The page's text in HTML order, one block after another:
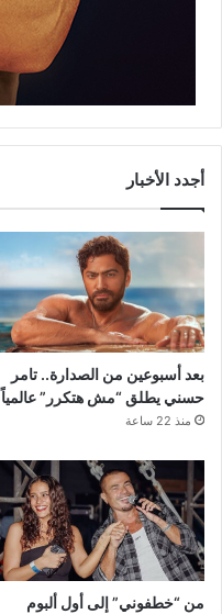
أجدد الأخبار
بعد أسبوعين من الصدارة.. تامر
حسني يطلق “مش هتكرر” عالمياً
منذ 22 ساعة
من “خطفوني” إلى أول ألبوم